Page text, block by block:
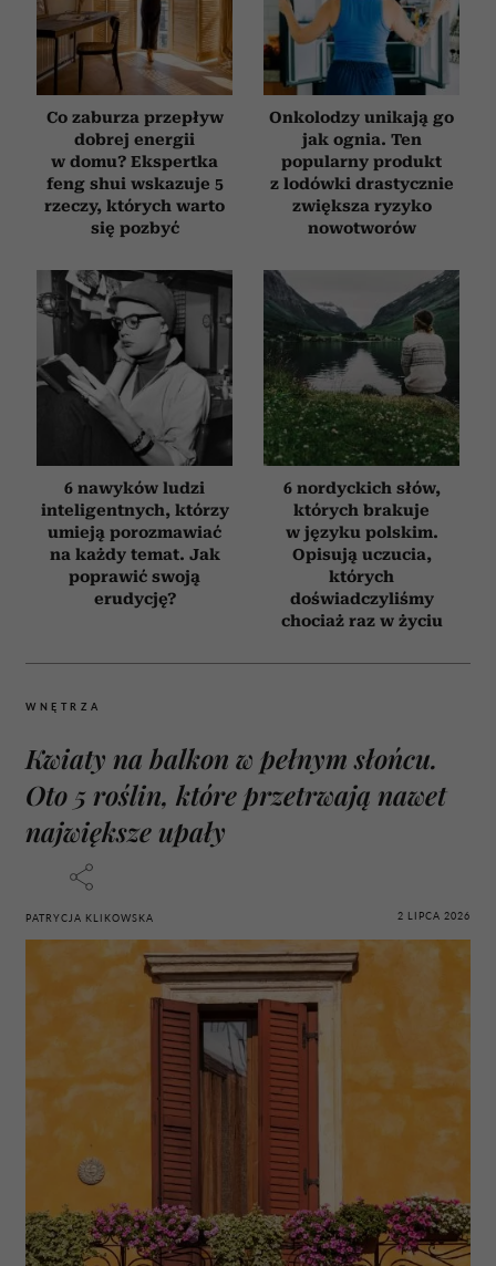
korzystania z ich usług.
Co zaburza przepływ
dobrej energii
w domu? Ekspertka
feng shui wskazuje 5
rzeczy, których warto
się pozbyć
Onkolodzy unikają go
jak ognia. Ten
popularny produkt
z lodówki drastycznie
zwiększa ryzyko
nowotworów
6 nawyków ludzi
inteligentnych, którzy
umieją porozmawiać
na każdy temat. Jak
poprawić swoją
erudycję?
6 nordyckich słów,
których brakuje
w języku polskim.
Opisują uczucia,
których
doświadczyliśmy
chociaż raz w życiu
WNĘTRZA
Kwiaty na balkon w pełnym słońcu.
Oto 5 roślin, które przetrwają nawet
największe upały
PATRYCJA KLIKOWSKA 2 LIPCA 2026